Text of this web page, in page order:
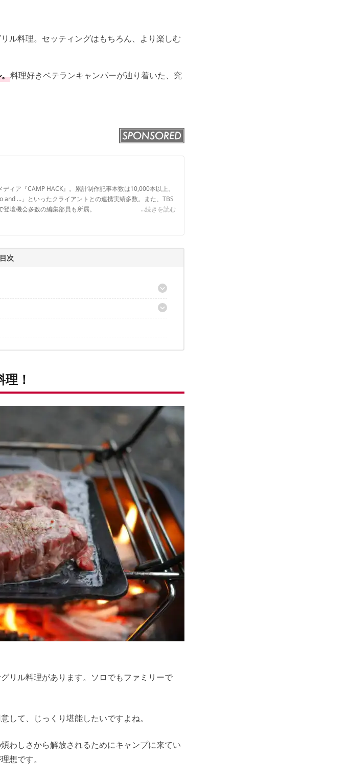
ル料理。セッティングはもちろん、より楽しむ
料理好きベテランキャンパーが辿り着いた、究
ィア『CAMP HACK』。累計制作記事本数は10,000本以上。
...」といったクライアントとの連携実績多数。また、TBS
壇機会多数の編集部員も所属。
...続きを読む
目次
！
リル料理があります。ソロでもファミリーで
して、じっくり堪能したいですよね。
わしさから解放されるためにキャンプに来てい
想です。